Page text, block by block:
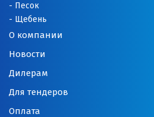
О компании
Новости
Дилерам
Для тендеров
Оплата
Песок
Щебень